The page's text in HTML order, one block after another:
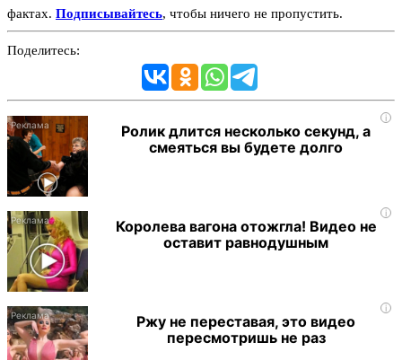
фактах. Подписывайтесь, чтобы ничего не пропустить.
Поделитесь:
i
Ролик длится несколько секунд, а
смеяться вы будете долго
i
Королева вагона отожгла! Видео не
оставит равнодушным
i
Ржу не переставая, это видео
пересмотришь не раз